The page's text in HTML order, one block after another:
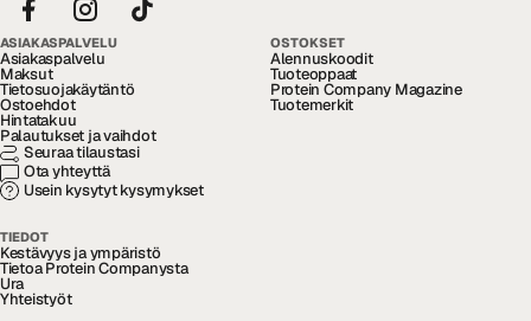
ASIAKASPALVELU
Asiakaspalvelu
Maksut
Tietosuojakäytäntö
Ostoehdot
Hintatakuu
Palautukset ja vaihdot
Seuraa tilaustasi
Ota yhteyttä
Usein kysytyt kysymykset
OSTOKSET
Alennuskoodit
Tuoteoppaat
Protein Company Magazine
Tuotemerkit
TIEDOT
Kestävyys ja ympäristö
Tietoa Protein Companysta
Ura
Yhteistyöt